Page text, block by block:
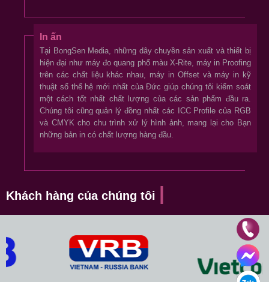
In ấn
Tại BongSen Media, những dây chuyền sản xuất và thiết bị
hiện đại như máy đo quang phổ màu X-Rite, máy in Proofing
trên các chất liệu khác nhau, máy in Offset và máy in kỹ
thuật số thế hệ mới nhất của Đức giúp chúng tôi kiểm soát
một cách tốt nhất chất lượng của các sản phẩm đầu ra.
Chúng tôi cũng quản lý đồng nhất các ICC Profile của RGB
và CMYK cho chu trình xử lý hình ảnh, mang lại cho Bạn
những bản in có chất lượng hàng đầu.
Khách hàng của chúng tôi